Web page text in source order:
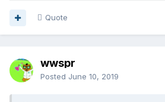
Quote
wwspr
Posted June 10, 2019